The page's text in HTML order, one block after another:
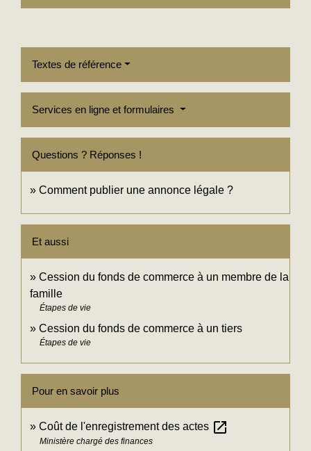
Textes de référence
Services en ligne et formulaires
Questions ? Réponses !
Comment publier une annonce légale ?
Et aussi
Cession du fonds de commerce à un membre de la
famille
Étapes de vie
Cession du fonds de commerce à un tiers
Étapes de vie
Pour en savoir plus
Coût de l'enregistrement des actes open_in_new
Ministère chargé des finances